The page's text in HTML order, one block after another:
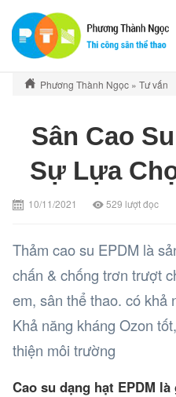
Phương Thành Ngọc » Tư vấn
Sân Cao
Sự Lựa
10/11/2021 529 lượt đọc
Thảm cao su EPDM là
chấn & chống trơn trượt
em, sân thể thao. có khả
Khả năng kháng Ozon
thiện môi trường
Cao su dạng hạt EPDM là